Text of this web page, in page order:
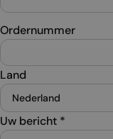
Ordernummer
Land
Uw bericht *